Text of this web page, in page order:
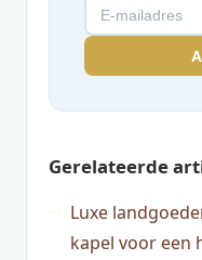
Gerelateerde
Luxe
kapel voor een